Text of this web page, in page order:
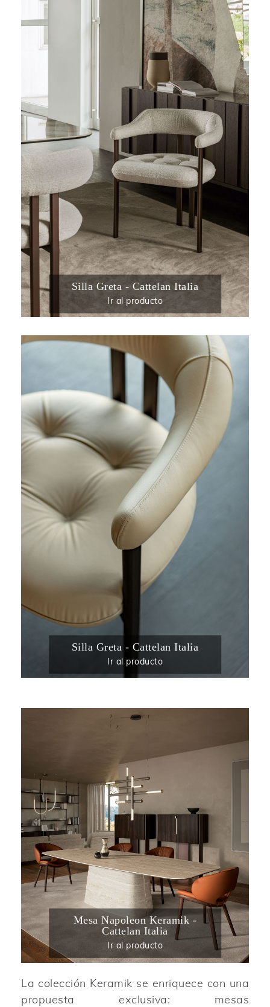
Silla Greta - Cattelan Italia
Ir al producto
Silla Greta - Cattelan Italia
Ir al producto
Mesa Napoleon Keramik -
Cattelan Italia
Ir al producto
La colección Keramik se enriquece con una
propuesta exclusiva: mesas